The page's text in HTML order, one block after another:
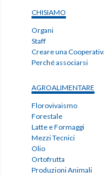
CHISIAMO
Organi
Staff
Creare una
Perché associarsi
AGROALIMENTARE
Florovivaismo
Forestale
Latte e Formaggi
Mezzi Tecnici
Olio
Ortofrutta
Produzioni Animali